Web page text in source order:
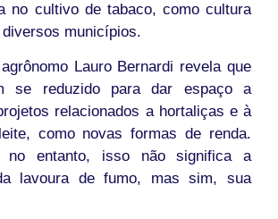
no cultivo de tabaco, como cultura
municípios.
Lauro Bernardi revela que
se reduzido para dar espaço a
relacionados a hortaliças e à
como novas formas de renda.
no entanto, isso não significa a
lavoura de fumo, mas sim, sua